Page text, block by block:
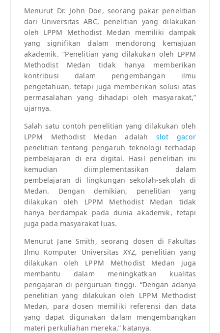
Menurut Dr. John Doe, seorang pakar penelitian
dari Universitas ABC, penelitian yang dilakukan
oleh LPPM Methodist Medan memiliki dampak
yang signifikan dalam mendorong kemajuan
akademik. “Penelitian yang dilakukan oleh LPPM
Methodist Medan tidak hanya memberikan
kontribusi dalam pengembangan ilmu
pengetahuan, tetapi juga memberikan solusi atas
permasalahan yang dihadapi oleh masyarakat,”
ujarnya.
Salah satu contoh penelitian yang dilakukan oleh
LPPM Methodist Medan adalah slot gacor
penelitian tentang pengaruh teknologi terhadap
pembelajaran di era digital. Hasil penelitian ini
kemudian diimplementasikan dalam
pembelajaran di lingkungan sekolah-sekolah di
Medan. Dengan demikian, penelitian yang
dilakukan oleh LPPM Methodist Medan tidak
hanya berdampak pada dunia akademik, tetapi
juga pada masyarakat luas.
Menurut Jane Smith, seorang dosen di Fakultas
Ilmu Komputer Universitas XYZ, penelitian yang
dilakukan oleh LPPM Methodist Medan juga
membantu dalam meningkatkan kualitas
pengajaran di perguruan tinggi. “Dengan adanya
penelitian yang dilakukan oleh LPPM Methodist
Medan, para dosen memiliki referensi dan data
yang dapat digunakan dalam mengembangkan
materi perkuliahan mereka,” katanya.